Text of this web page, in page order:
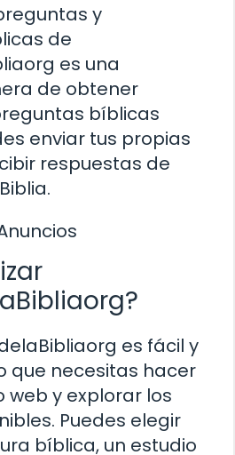
y
de
es una
de obtener
bíblicas
enviar tus propias
respuestas de
es fácil y
que necesitas hacer
web y explorar los
Puedes elegir
bíblica, un estudio